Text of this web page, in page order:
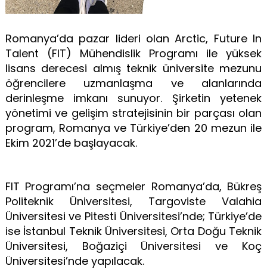
Romanya’da pazar lideri olan Arctic, Future In
Talent (FIT) Mühendislik Programı ile yüksek
lisans derecesi almış teknik üniversite mezunu
öğrencilere uzmanlaşma ve alanlarında
derinleşme imkanı sunuyor. Şirketin yetenek
yönetimi ve gelişim stratejisinin bir parçası olan
program, Romanya ve Türkiye’den 20 mezun ile
Ekim 2021’de başlayacak.
FIT Programı’na seçmeler Romanya’da, Bükreş
Politeknik Üniversitesi, Targoviste Valahia
Üniversitesi ve Pitesti Üniversitesi’nde; Türkiye’de
ise İstanbul Teknik Üniversitesi, Orta Doğu Teknik
Üniversitesi, Boğaziçi Üniversitesi ve Koç
Üniversitesi’nde yapılacak.